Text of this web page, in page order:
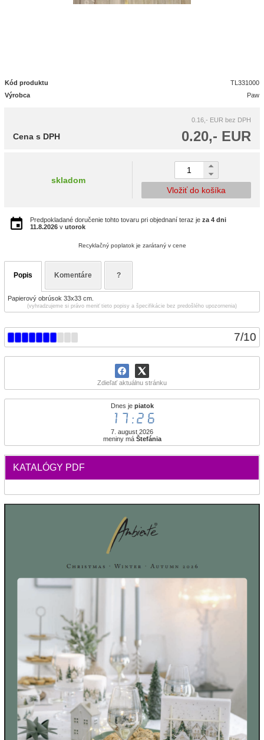
7/10
Zdieľať aktuálnu stránku
Dnes je piatok
17:26
7. august 2026
meniny má Štefánia
KATALÓGY PDF
Kód produktu
TL331000
Výrobca
Paw
0.16,- EUR bez DPH
0.20,- EUR
Cena s DPH
skladom
Vložiť do košíka
Predpokladané doručenie tohto tovaru pri objednaní teraz je za 4 dni
11.8.2026 v utorok
Recyklačný poplatok je zarátaný v cene
Popis Komentáre ?
Papierový obrúsok 33x33 cm.
(vyhradzujeme si právo meniť tieto popisy a špecifikácie bez predošlého upozornenia)